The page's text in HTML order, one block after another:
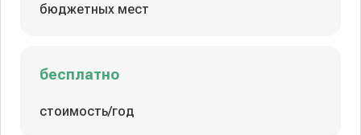
бюджетных мест
бесплатно
стоимость/год